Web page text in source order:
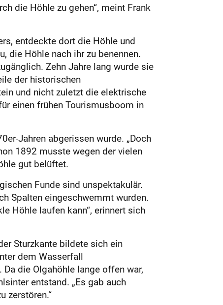
die Höhle zu gehen“, meint Frank
entdeckte dort die Höhle und
die Höhle nach ihr zu benennen.
Zehn Jahre lang wurde sie
der historischen
und nicht zuletzt die elektrische
einen frühen Tourismusboom in
Jahren abgerissen wurde. „Doch
1892 musste wegen der vielen
gut belüftet.
Funde sind unspektakulär.
Spalten eingeschwemmt wurden.
Höhle laufen kann“, erinnert sich
Sturzkante bildete sich ein
dem Wasserfall
die Olgahöhle lange offen war,
entstand. „Es gab auch
zerstören.“